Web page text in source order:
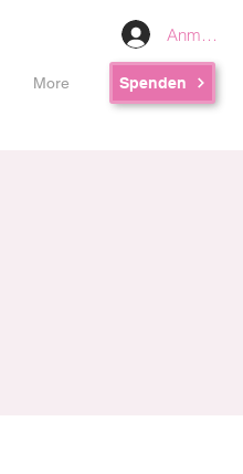
Anmelden
More Spenden